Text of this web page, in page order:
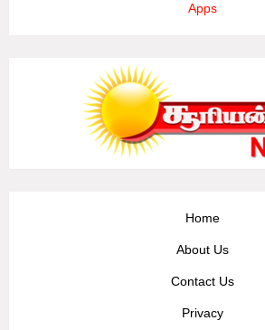
Apps
Home
About Us
Contact Us
Privacy